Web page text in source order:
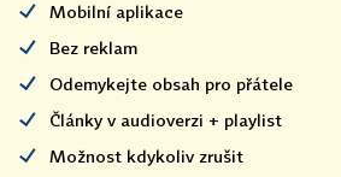
Mobilní aplikace
Bez reklam
Odemykejte obsah pro přátele
Články v audioverzi + playlist
Možnost kdykoliv zrušit